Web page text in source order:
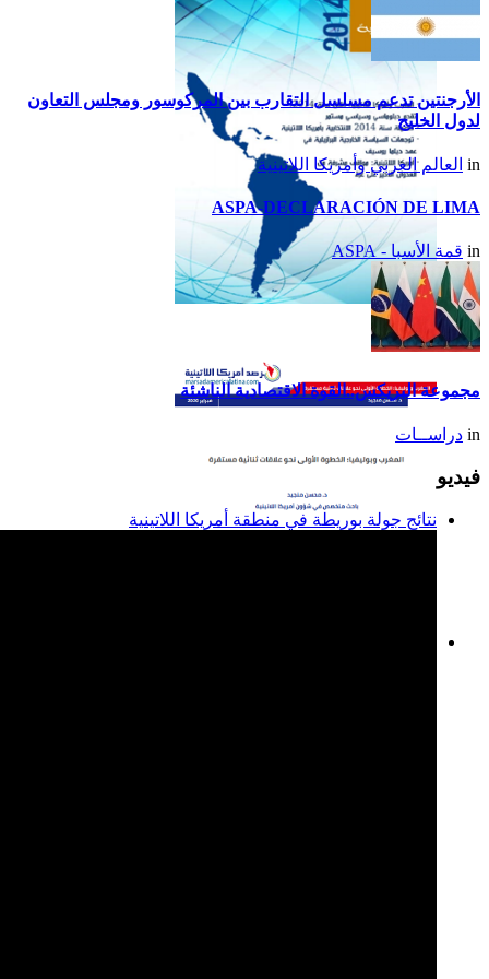
تقرير أمريكا اللاتينية لسنة
2014
الأرجنتين تدعم مسلسل التقارب بين المركوسور ومجلس التعاون
لدول الخليج
in العالم العربي وأمريكا اللاتينية
ASPA-DECLARACIÓN DE LIMA
in قمة الأسبا - ASPA
مجموعة البريكس..القوة الاقتصادية الناشئة
in دراســات
فيديو
نتائج جولة بوريطة في منطقة أمريكا اللاتينية